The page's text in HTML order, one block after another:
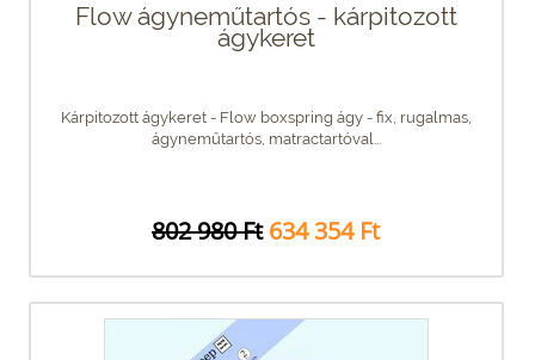
Flow ágyneműtartós - kárpitozott
ágykeret
Kárpitozott ágykeret - Flow boxspring ágy - fix, rugalmas,
ágyneműtartós, matractartóval...
802 980 Ft 634 354 Ft